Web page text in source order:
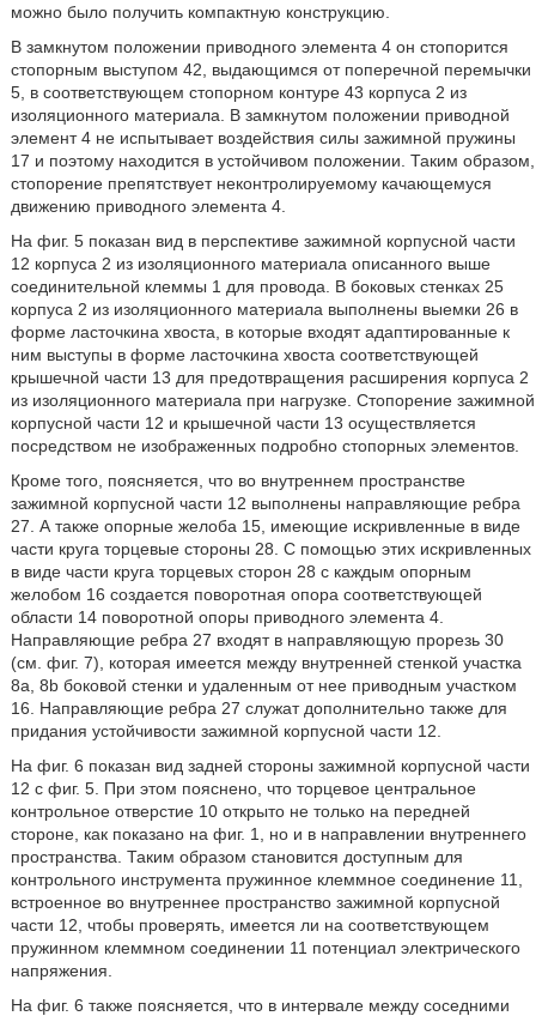
можно было получить компактную конструкцию.
В замкнутом положении приводного элемента 4 он стопорится
стопорным выступом 42, выдающимся от поперечной перемычки
5, в соответствующем стопорном контуре 43 корпуса 2 из
изоляционного материала. В замкнутом положении приводной
элемент 4 не испытывает воздействия силы зажимной пружины
17 и поэтому находится в устойчивом положении. Таким образом,
стопорение препятствует неконтролируемому качающемуся
движению приводного элемента 4.
На фиг. 5 показан вид в перспективе зажимной корпусной части
12 корпуса 2 из изоляционного материала описанного выше
соединительной клеммы 1 для провода. В боковых стенках 25
корпуса 2 из изоляционного материала выполнены выемки 26 в
форме ласточкина хвоста, в которые входят адаптированные к
ним выступы в форме ласточкина хвоста соответствующей
крышечной части 13 для предотвращения расширения корпуса 2
из изоляционного материала при нагрузке. Стопорение зажимной
корпусной части 12 и крышечной части 13 осуществляется
посредством не изображенных подробно стопорных элементов.
Кроме того, поясняется, что во внутреннем пространстве
зажимной корпусной части 12 выполнены направляющие ребра
27. А также опорные желоба 15, имеющие искривленные в виде
части круга торцевые стороны 28. С помощью этих искривленных
в виде части круга торцевых сторон 28 с каждым опорным
желобом 16 создается поворотная опора соответствующей
области 14 поворотной опоры приводного элемента 4.
Направляющие ребра 27 входят в направляющую прорезь 30
(см. фиг. 7), которая имеется между внутренней стенкой участка
8a, 8b боковой стенки и удаленным от нее приводным участком
16. Направляющие ребра 27 служат дополнительно также для
придания устойчивости зажимной корпусной части 12.
На фиг. 6 показан вид задней стороны зажимной корпусной части
12 с фиг. 5. При этом пояснено, что торцевое центральное
контрольное отверстие 10 открыто не только на передней
стороне, как показано на фиг. 1, но и в направлении внутреннего
пространства. Таким образом становится доступным для
контрольного инструмента пружинное клеммное соединение 11,
встроенное во внутреннее пространство зажимной корпусной
части 12, чтобы проверять, имеется ли на соответствующем
пружинном клеммном соединении 11 потенциал электрического
напряжения.
На фиг. 6 также поясняется, что в интервале между соседними